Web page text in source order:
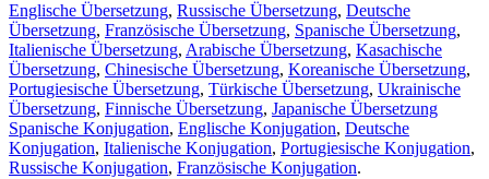
Englische Übersetzung, Russische Übersetzung, Deutsche
Übersetzung, Französische Übersetzung, Spanische Übersetzung,
Italienische Übersetzung, Arabische Übersetzung, Kasachische
Übersetzung, Chinesische Übersetzung, Koreanische Übersetzung,
Portugiesische Übersetzung, Türkische Übersetzung, Ukrainische
Übersetzung, Finnische Übersetzung, Japanische Übersetzung
Spanische Konjugation, Englische Konjugation, Deutsche
Konjugation, Italienische Konjugation, Portugiesische Konjugation,
Russische Konjugation, Französische Konjugation.